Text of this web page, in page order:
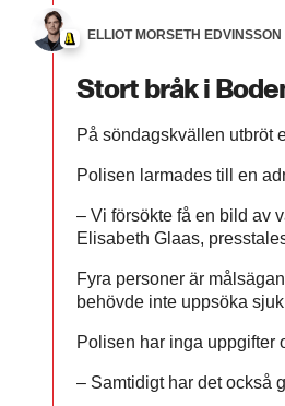
ELLIOT MORSETH EDVINSSON
Stort bråk i
På söndagskvällen utbröt
Polisen larmades till en
– Vi försökte få en bild av
Elisabeth Glaas,
Fyra personer är
behövde inte uppsöka
Polisen har inga uppgifter
– Samtidigt har det också